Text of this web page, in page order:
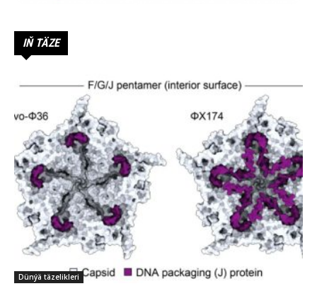
IŇ TÄZE
Dünýä täzelikleri